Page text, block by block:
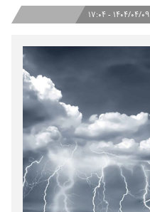
۱۴۰۴/۰۴/۰۹ - ۱۷:۰۴